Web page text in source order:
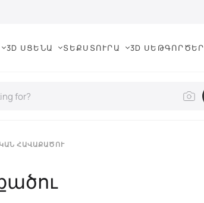
3D ՍՑԵՆԱ ՏԵՔՍՏՈՒՐԱ 3D ՍԵԹԳՈՐԾԵՐ
ՀԱՎԱՔԱԾՈՒ